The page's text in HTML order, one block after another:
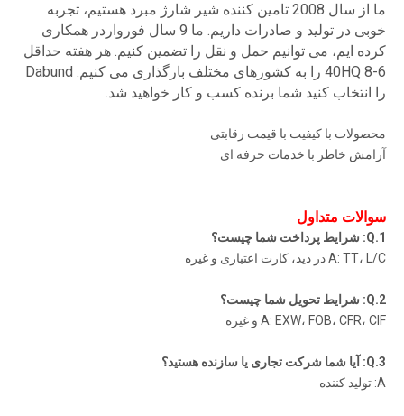
ما از سال 2008 تامین کننده شیر شارژ مبرد هستیم، تجربه
خوبی در تولید و صادرات داریم. ما 9 سال فورواردر همکاری
کرده ایم، می توانیم حمل و نقل را تضمین کنیم. هر هفته حداقل
6-8 40HQ را به کشورهای مختلف بارگذاری می کنیم. Dabund
را انتخاب کنید شما برنده کسب و کار خواهید شد.
محصولات با کیفیت با قیمت رقابتی
آرامش خاطر با خدمات حرفه ای
سوالات متداول
1.Q: شرایط پرداخت شما چیست؟
A: TT، L/C در دید، کارت اعتباری و غیره
2.Q: شرایط تحویل شما چیست؟
A: EXW، FOB، CFR، CIF و غیره
3.Q: آیا شما شرکت تجاری یا سازنده هستید؟
A: تولید کننده